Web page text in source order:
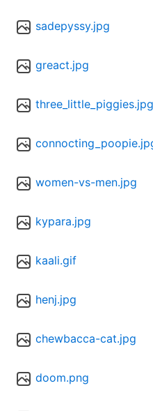
sadepyssy.jpg
greact.jpg
three_little_piggies.jpg
women-vs-men.jpg
kypara.jpg
kaali.gif
henj.jpg
chewbacca-cat.jpg
doom.png